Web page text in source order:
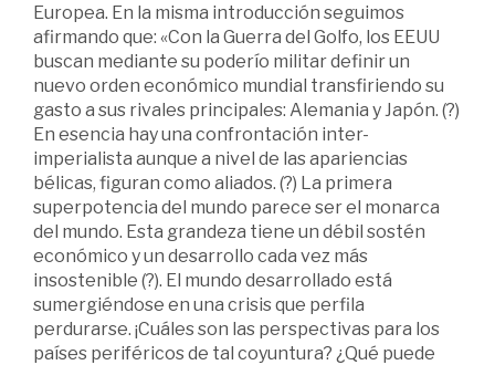
Europea. En la misma introducción seguimos
afirmando que: «Con la Guerra del Golfo, los EEUU
buscan mediante su poderío militar definir un
nuevo orden económico mundial transfiriendo su
gasto a sus rivales principales: Alemania y Japón. (?)
En esencia hay una confrontación inter-
imperialista aunque a nivel de las apariencias
bélicas, figuran como aliados. (?) La primera
superpotencia del mundo parece ser el monarca
del mundo. Esta grandeza tiene un débil sostén
económico y un desarrollo cada vez más
insostenible (?). El mundo desarrollado está
sumergiéndose en una crisis que perfila
perdurarse. ¡Cuáles son las perspectivas para los
países periféricos de tal coyuntura? ¿Qué puede